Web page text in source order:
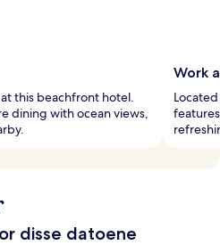
this beachfront hotel.
dining with ocean views,
Work
disse datoene